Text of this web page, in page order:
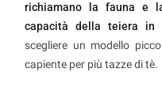
richiamano la fauna e
capacità della teiera in
scegliere un modello
capiente per più tazze di tè.